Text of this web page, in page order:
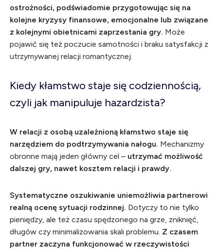
ostrożności, podświadomie przygotowując się na
kolejne kryzysy finansowe, emocjonalne lub związane
z kolejnymi obietnicami zaprzestania gry. Może
pojawić się też poczucie samotności i braku satysfakcji z
utrzymywanej relacji romantycznej.
Kiedy kłamstwo staje się codziennością,
czyli jak manipuluje hazardzista?
W relacji z osobą uzależnioną kłamstwo staje się
narzędziem do podtrzymywania nałogu. Mechanizmy
obronne mają jeden główny cel – utrzymać możliwość
dalszej gry, nawet kosztem relacji i prawdy.
Systematyczne oszukiwanie uniemożliwia partnerowi
realną ocenę sytuacji rodzinnej. Dotyczy to nie tylko
pieniędzy, ale też czasu spędzonego na grze, zniknięć,
długów czy minimalizowania skali problemu. Z czasem
partner zaczyna funkcjonować w rzeczywistości